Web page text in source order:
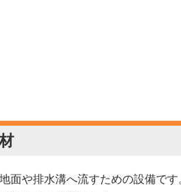
面や排水溝へ流すための設備です